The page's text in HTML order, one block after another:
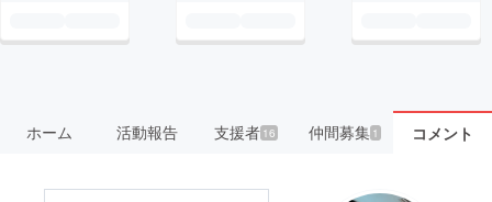
ホーム 活動報告 支援者 16 仲間募集 1 コメント